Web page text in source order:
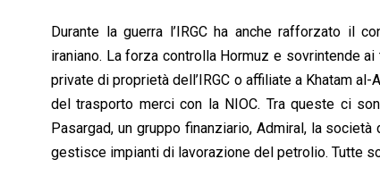
Durante la guerra l’IRGC ha anche rafforzato il
iraniano. La forza controlla Hormuz e sovrintende
private di proprietà dell’IRGC o affiliate a Khatam
del trasporto merci con la NIOC. Tra queste ci
Pasargad, un gruppo finanziario, Admiral, la
gestisce impianti di lavorazione del petrolio. Tutte